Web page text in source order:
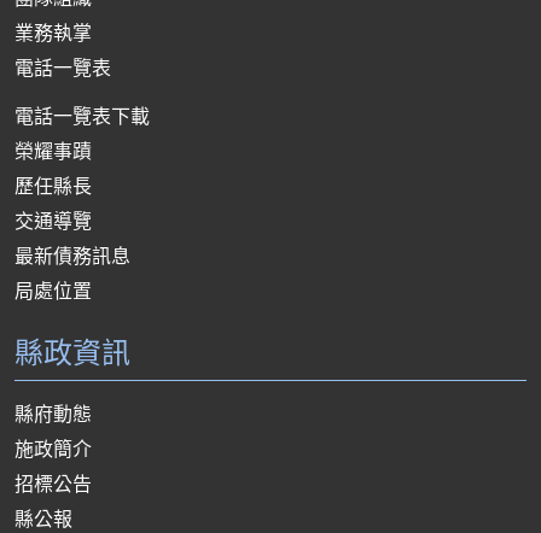
業務執掌
電話一覽表
電話一覽表下載
榮耀事蹟
歷任縣長
交通導覽
最新債務訊息
局處位置
縣政資訊
縣府動態
施政簡介
招標公告
縣公報